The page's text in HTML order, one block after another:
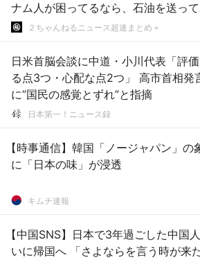
ナム人が困ってるなら、石油を送っ
２ちゃんねるニュース超速まとめ＋
日米首脳会談に中道・小川代表「評
る点3つ・心配な点2つ」 高市首相発
に”国民の感覚とずれ”と指摘
日本第一！ニュース録
【時事通信】韓国「ノージャパン」
に「日本の味」が浸透
キムチ速報
【中国SNS】日本で3年過ごした中国
いに帰国へ 「さよならを言う時が来